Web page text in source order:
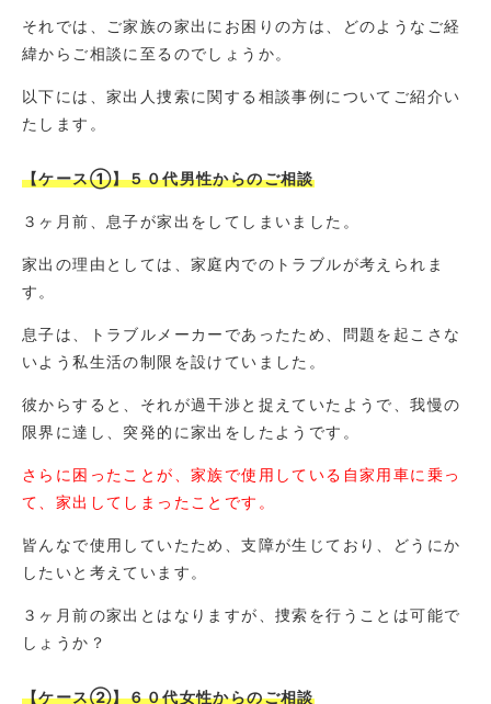
それでは、ご家族の家出にお困りの方は、どのようなご経
緯からご相談に至るのでしょうか。
以下には、家出人捜索に関する相談事例についてご紹介い
たします。
【ケース①】５０代男性からのご相談
３ヶ月前、息子が家出をしてしまいました。
家出の理由としては、家庭内でのトラブルが考えられま
す。
息子は、トラブルメーカーであったため、問題を起こさな
いよう私生活の制限を設けていました。
彼からすると、それが過干渉と捉えていたようで、我慢の
限界に達し、突発的に家出をしたようです。
さらに困ったことが、家族で使用している自家用車に乗っ
て、家出してしまったことです。
皆んなで使用していたため、支障が生じており、どうにか
したいと考えています。
３ヶ月前の家出とはなりますが、捜索を行うことは可能で
しょうか？
【ケース②】６０代女性からのご相談